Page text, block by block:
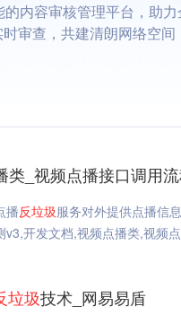
内容审核管理平台，助
审查，共建清朗网络空间
_视频点播接口调用
播反垃圾服务对外提供点播信
开发文档,视频点播类,视频
垃圾技术_网易易盾